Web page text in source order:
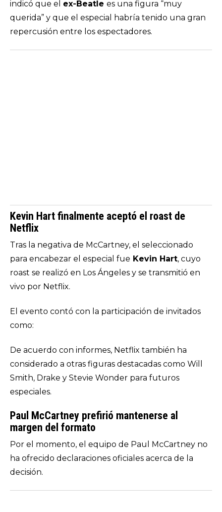
indicó que el ex-Beatle es una figura “muy
querida” y que el especial habría tenido una gran
repercusión entre los espectadores.
Kevin Hart finalmente aceptó el roast de
Netflix
Tras la negativa de McCartney, el seleccionado
para encabezar el especial fue Kevin Hart, cuyo
roast se realizó en Los Ángeles y se transmitió en
vivo por Netflix.
El evento contó con la participación de invitados
como:
De acuerdo con informes, Netflix también ha
considerado a otras figuras destacadas como Will
Smith, Drake y Stevie Wonder para futuros
especiales.
Paul McCartney prefirió mantenerse al
margen del formato
Por el momento, el equipo de Paul McCartney no
ha ofrecido declaraciones oficiales acerca de la
decisión.